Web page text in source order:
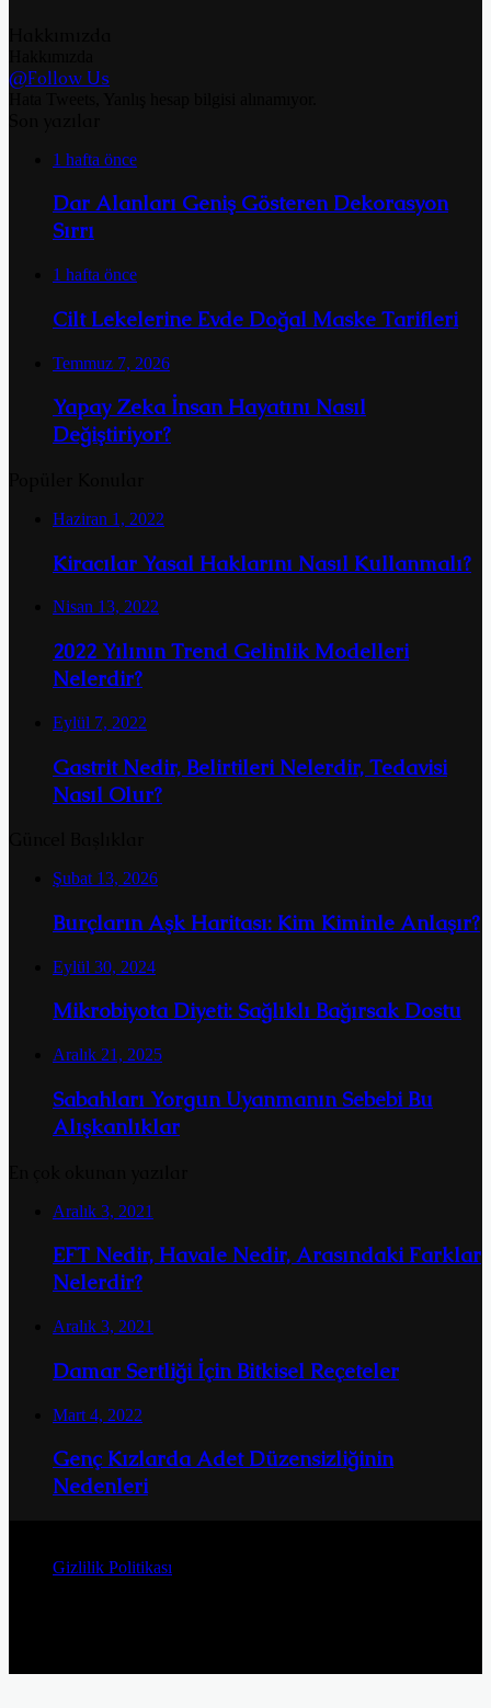
@Follow Us
1 hafta önce
Dar Alanları Geniş Gösteren Dekorasyon
Sırrı
1 hafta önce
Cilt Lekelerine Evde Doğal Maske Tarifleri
Temmuz 7, 2026
Yapay Zeka İnsan Hayatını Nasıl
Değiştiriyor?
Haziran 1, 2022
Kiracılar Yasal Haklarını Nasıl Kullanmalı?
Nisan 13, 2022
2022 Yılının Trend Gelinlik Modelleri
Nelerdir?
Eylül 7, 2022
Gastrit Nedir, Belirtileri Nelerdir, Tedavisi
Nasıl Olur?
Şubat 13, 2026
Burçların Aşk Haritası: Kim Kiminle Anlaşır?
Eylül 30, 2024
Mikrobiyota Diyeti: Sağlıklı Bağırsak Dostu
Aralık 21, 2025
Sabahları Yorgun Uyanmanın Sebebi Bu
Alışkanlıklar
Aralık 3, 2021
EFT Nedir, Havale Nedir, Arasındaki Farklar
Nelerdir?
Aralık 3, 2021
Damar Sertliği İçin Bitkisel Reçeteler
Mart 4, 2022
Genç Kızlarda Adet Düzensizliğinin
Nedenleri
Gizlilik Politikası